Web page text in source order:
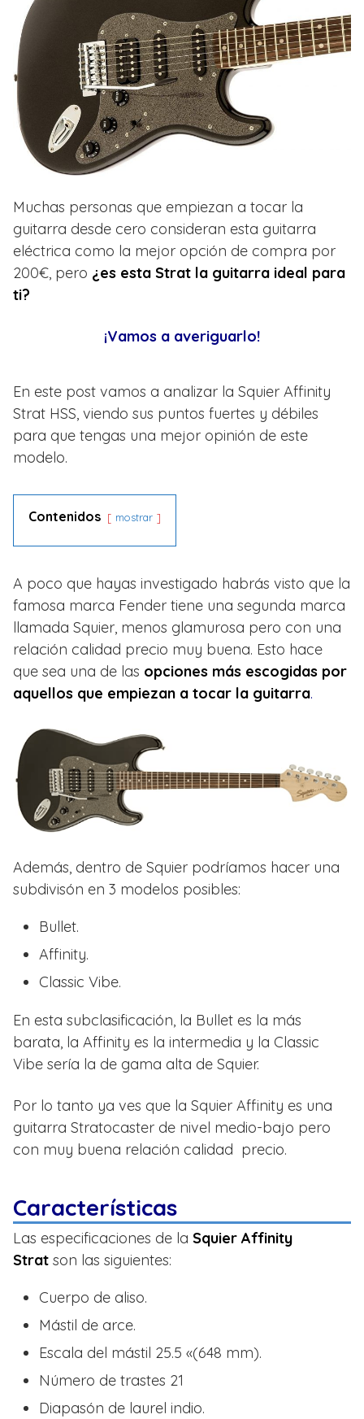
Muchas personas que empiezan a tocar la
guitarra desde cero consideran esta guitarra
eléctrica como la mejor opción de compra por
200€, pero ¿es esta Strat la guitarra ideal para
ti?
¡Vamos a averiguarlo!
En este post vamos a analizar la Squier Affinity
Strat HSS, viendo sus puntos fuertes y débiles
para que tengas una mejor opinión de este
modelo.
Contenidos mostrar
A poco que hayas investigado habrás visto que la
famosa marca Fender tiene una segunda marca
llamada Squier, menos glamurosa pero con una
relación calidad precio muy buena. Esto hace
que sea una de las opciones más escogidas por
aquellos que empiezan a tocar la guitarra.
Además, dentro de Squier podríamos hacer una
subdivisón en 3 modelos posibles:
Bullet.
Affinity.
Classic Vibe.
En esta subclasificación, la Bullet es la más
barata, la Affinity es la intermedia y la Classic
Vibe sería la de gama alta de Squier.
Por lo tanto ya ves que la Squier Affinity es una
guitarra Stratocaster de nivel medio-bajo pero
con muy buena relación calidad precio.
Características
Las especificaciones de la Squier Affinity
Strat son las siguientes:
Cuerpo de aliso.
Mástil de arce.
Escala del mástil 25.5 «(648 mm).
Número de trastes 21
Diapasón de laurel indio.